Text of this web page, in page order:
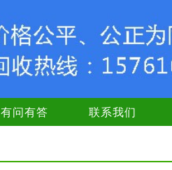
有问有答 联系我们